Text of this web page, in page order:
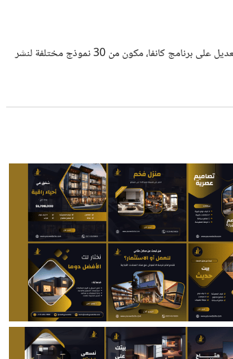
تواصل قالب منشورات و إعلانات مواقع التواصل الاجتماعي، متعدد الاستخدام، سهل التعديل على برنامج كانفا، مكون من 30 نموذج مختلفة لنشر